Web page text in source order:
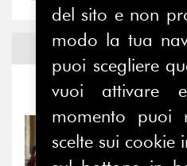
Notizie
Notizie -
31/07/2026
Prima della
del sito e non
modo la tua
puoi scegliere
vuoi attivare
momento puoi
scelte sui cookie